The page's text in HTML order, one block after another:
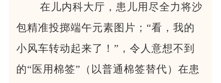
在儿内科大厅，患儿用尽全力将沙
包精准投掷端午元素图片；“看，我的
小风车转动起来了！”，令人意想不到
的“医用棉签”（以普通棉签替代）在患